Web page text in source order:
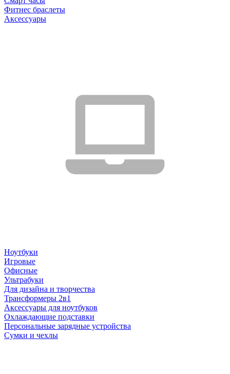
Фитнес браслеты
Аксессуары
Ноутбуки
Игровые
Офисные
Ультрабуки
Для дизайна и творчества
Трансформеры 2в1
Аксессуары для ноутбуков
Охлаждающие подставки
Персональные зарядные устройства
Сумки и чехлы